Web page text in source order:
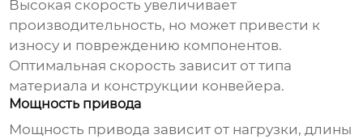
Высокая скорость увеличивает
производительность, но может привести к
износу и повреждению компонентов.
Оптимальная скорость зависит от типа
материала и конструкции конвейера.
Мощность привода
Мощность привода зависит от нагрузки, длины